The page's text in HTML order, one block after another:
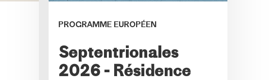
PROGRAMME EUROPÉEN
Septentrionales
2026 - Résidence